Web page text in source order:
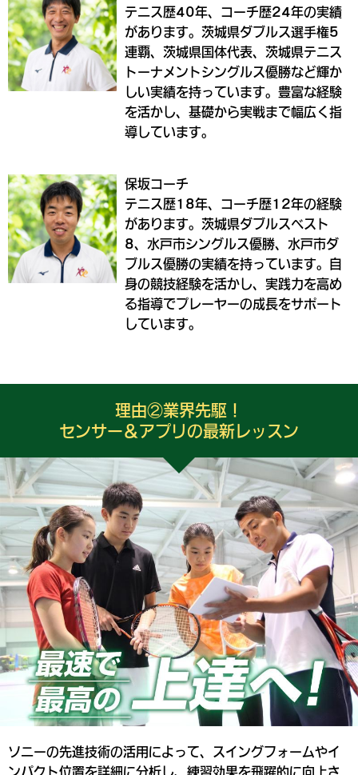
テニス歴40年、コーチ歴24年の実績
があります。茨城県ダブルス選手権5
連覇、茨城県国体代表、茨城県テニス
トーナメントシングルス優勝など輝か
しい実績を持っています。豊富な経験
を活かし、基礎から実戦まで幅広く指
導しています。
保坂コーチ
テニス歴18年、コーチ歴12年の経験
があります。茨城県ダブルスベスト
8、水戸市シングルス優勝、水戸市ダ
ブルス優勝の実績を持っています。自
身の競技経験を活かし、実践力を高め
る指導でプレーヤーの成長をサポート
しています。
理由②業界先駆！
センサー＆アプリの最新レッスン
ソニーの先進技術の活用によって、スイングフォームやイ
ンパクト位置を詳細に分析し、練習効果を飛躍的に向上さ